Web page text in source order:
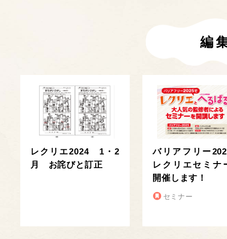
編
レクリエ2024 1・2
月 お詫びと訂正
バリアフリー
レクリエセミナ
開催します！
セミナー